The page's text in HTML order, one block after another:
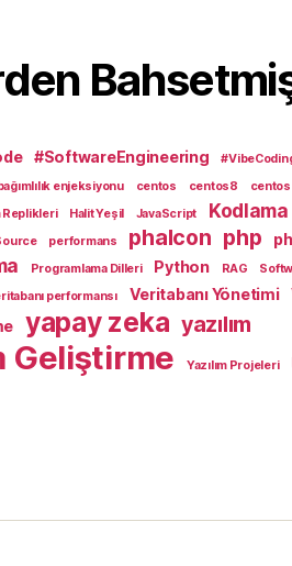
#SoftwareEngineering
enjeksiyonu centos centos8 centos
Replikleri Halit Yeşil JavaScript Kodlama
performans phalcon php
Programlama Dilleri Python RAG
performansı Veritabanı Yönetimi
yapay zeka yazılım
Geliştirme Yazılım Projeleri